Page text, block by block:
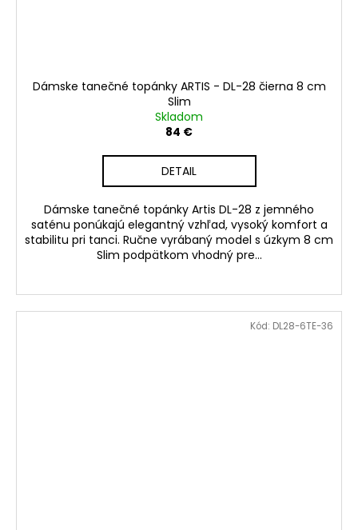
Dámske tanečné topánky ARTIS - DL-28 čierna 8 cm
Slim
Skladom
84 €
DETAIL
Dámske tanečné topánky Artis DL-28 z jemného
saténu ponúkajú elegantný vzhľad, vysoký komfort a
stabilitu pri tanci. Ručne vyrábaný model s úzkym 8 cm
Slim podpätkom vhodný pre...
Kód: DL28-6TE-36